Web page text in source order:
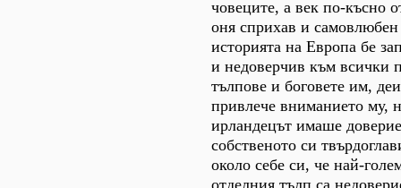
човеците, а век по-късно
оня сприхав и самовлюбен
историята на Европа бе
и недоверчив към всички
тълпове и боговете им,
привлече вниманието му,
ирландецът имаше
собственото си
около себе си, че най-
отделния тълп са